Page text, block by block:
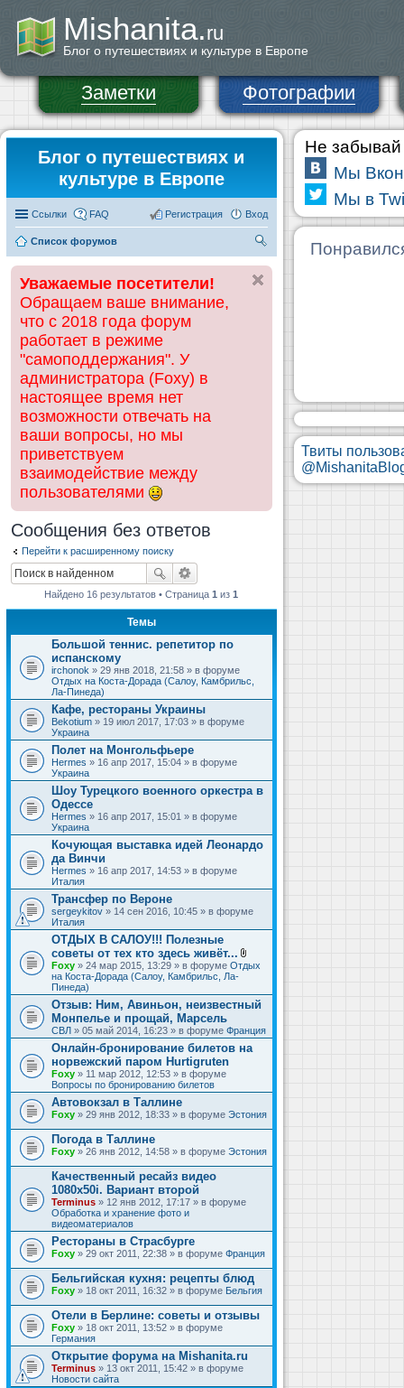
Mishanita.ru
Блог о путешествиях и культуре в Европе
Заметки Фотографии
Блог о путешествиях и
культуре в Европе
Ссылки FAQ Вход
Регистрация
Список форумов
ск
Уважаемые посетители!
Обращаем ваше внимание,
что с 2018 года форум
работает в режиме
"самоподдержания". У
администратора (Foxy) в
настоящее время нет
возможности отвечать на
ваши вопросы, но мы
приветствуем
взаимодействие между
пользователями
Сообщения без ответов
Перейти к расширенному поиску
Найдено 16 результатов • Страница1 из1
Темы
Большой теннис. репетитор по
испанскому
irchonok » 29 янв 2018, 21:58 » в форуме
Отдых на Коста-Дорада (Салоу, Камбрильс,
Ла-Пинеда)
Кафе, рестораны Украины
Bekotium » 19 июл 2017, 17:03 » в форуме
Украина
Полет на Монгольфьере
Hermes » 16 апр 2017, 15:04 » в форуме
Украина
Шоу Турецкого военного оркестра в
Одессе
Hermes » 16 апр 2017, 15:01 » в форуме
Украина
Кочующая выставка идей Леонардо
да Винчи
Hermes » 16 апр 2017, 14:53 » в форуме
Италия
Трансфер по Вероне
sergeykitov » 14 сен 2016, 10:45 » в форуме
Италия
ОТДЫХ В САЛОУ!!! Полезные
советы от тех кто здесь живёт...
В
л
ж
е
и
я
Foxy » 24 мар 2015, 13:29 » в форуме Отдых
на Коста-Дорада (Салоу, Камбрильс, Ла-
Пинеда)
Отзыв: Ним, Авиньон, неизвестный
Монпелье и прощай, Марсель
СВЛ » 05 май 2014, 16:23 » в форуме Франция
Онлайн-бронирование билетов на
норвежский паром Hurtigruten
Foxy » 11 мар 2012, 12:53 » в форуме
Вопросы по бронированию билетов
Автовокзал в Таллине
Foxy » 29 янв 2012, 18:33 » в форуме Эстония
Погода в Таллине
Foxy » 26 янв 2012, 14:58 » в форуме Эстония
Качественный ресайз видео
1080x50i. Вариант второй
Terminus » 12 янв 2012, 17:17 » в форуме
Обработка и хранение фото и
видеоматериалов
Рестораны в Страсбурге
Foxy » 29 окт 2011, 22:38 » в форуме Франция
Бельгийская кухня: рецепты блюд
Foxy » 18 окт 2011, 16:32 » в форуме Бельгия
Отели в Берлине: советы и отзывы
Foxy » 18 окт 2011, 13:52 » в форуме
Германия
Открытие форума на Mishanita.ru
Terminus » 13 окт 2011, 15:42 » в форуме
Новости сайта
Не забывай
Мы
Мы в
Твиты